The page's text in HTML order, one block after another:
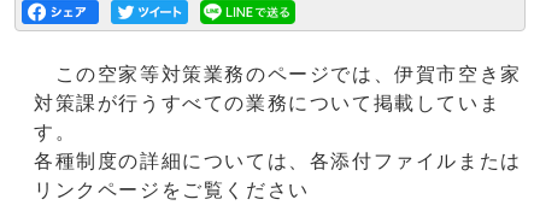
この空家等対策業務のページでは、伊賀市空き家
対策課が⾏うすべての業務について掲載していま
す。
各種制度の詳細については、各添付ファイルまたは
リンクページをご覧ください